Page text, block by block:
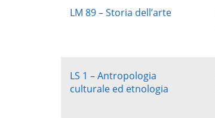
LM 89 – Storia dell’arte
LS 1 – Antropologia
culturale ed etnologia